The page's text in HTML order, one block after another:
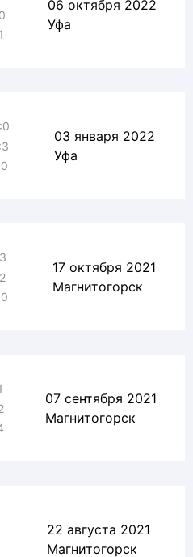
06 октября 2022
Уфа
03 января 2022
Уфа
17 октября 2021
Магнитогорск
07 сентября 2021
Магнитогорск
22 августа 2021
Магнитогорск